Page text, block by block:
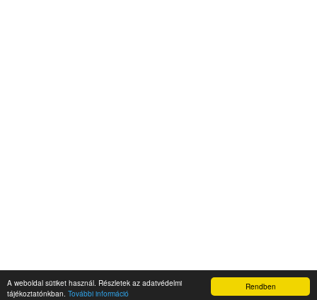
Rendben
A weboldal sütiket használ. Részletek az adatvédelmi
tájékoztatónkban. További információNapidroid.hu 2019